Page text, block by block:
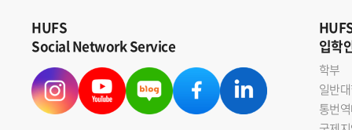
HUFS
Social Network Service
입학
학부
일반
통번